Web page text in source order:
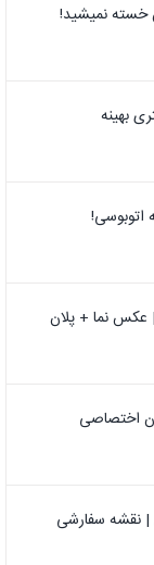
خسته نمیشید!
اختصاصی